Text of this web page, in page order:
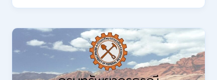
17
2569
เปิด
สมัคร
งาน
138
ปวช.